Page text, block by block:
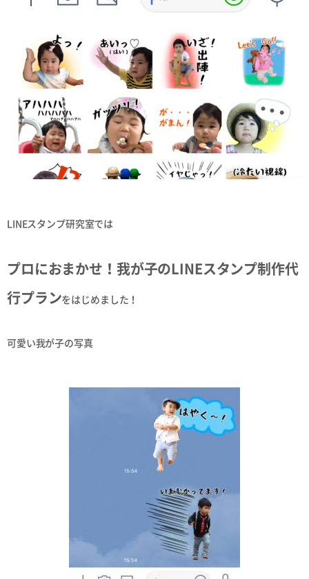
LINEスタンプ研究室では
プロにおまかせ！我が子のLINEスタンプ制作代
行プランをはじめました！
可愛い我が子の写真